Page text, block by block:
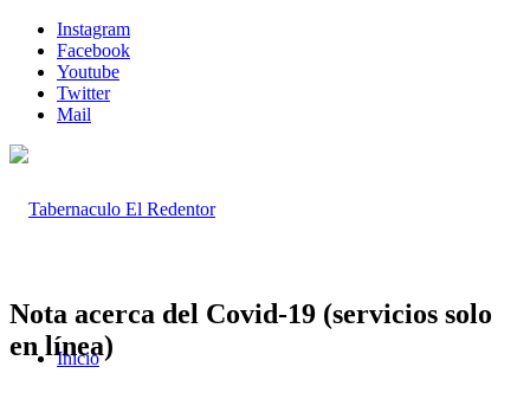
Instagram
Facebook
Youtube
Twitter
Mail
Inicio
Nota acerca del Covid-19 (servicios solo
en línea)